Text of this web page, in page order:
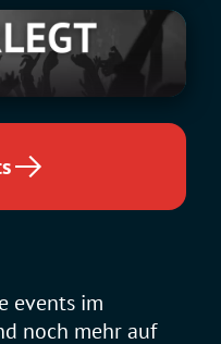
events im
noch mehr auf